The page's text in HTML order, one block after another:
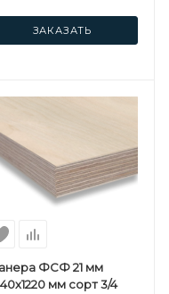
ЗАКАЗАТЬ
ФСФ 21 мм
мм сорт 3/4